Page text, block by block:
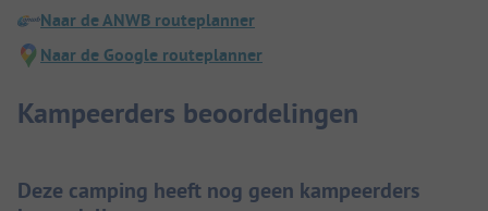
Naar de ANWB routeplanner
Naar de Google routeplanner
Kampeerders beoordelingen
Deze camping heeft nog geen kampeerders